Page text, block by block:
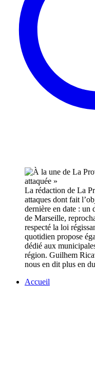
La rédaction de La
attaques dont fait
dernière en date : un
de Marseille,
respecté la loi
quotidien propose
dédié aux
région. Guilhem
nous en dit plus en
Accueil